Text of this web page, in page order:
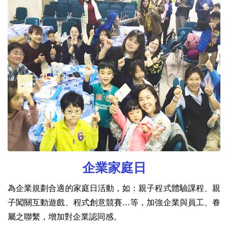
企業家庭日
為企業規劃合適的家庭日活動，如：親子程式體驗課程、親
子闖關互動遊戲、程式創意競賽…等，加強企業與員工、眷
屬之聯繫，增加對企業認同感。